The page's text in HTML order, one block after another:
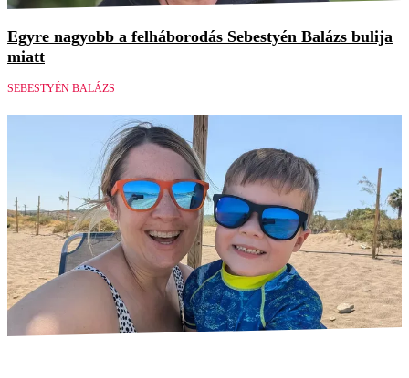
Egyre nagyobb a felháborodás Sebestyén Balázs bulija
miatt
SEBESTYÉN BALÁZS